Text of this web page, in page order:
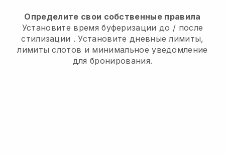
Определите свои собственные правила
Установите время буферизации до / после
стилизации . Установите дневные лимиты,
лимиты слотов и минимальное уведомление
для бронирования.